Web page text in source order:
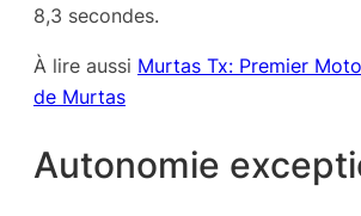
8,3 secondes.
À lire aussi Murtas Tx: Premier
de Murtas
Autonomie